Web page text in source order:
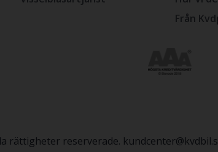
Från
rättigheter reserverade.